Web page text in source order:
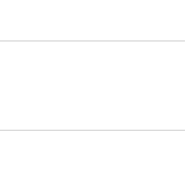
光システムを取り入れた「月の世